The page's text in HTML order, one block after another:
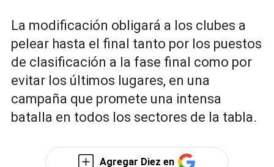
La modificación obligará a los clubes a
pelear hasta el final tanto por los puestos
de clasificación a la fase final como por
evitar los últimos lugares, en una
campaña que promete una intensa
batalla en todos los sectores de la tabla.
Agregar Diez en